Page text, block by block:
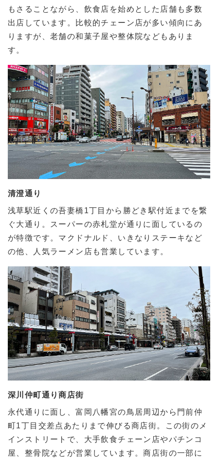
もさることながら、飲食店を始めとした店舗も多数
出店しています。比較的チェーン店が多い傾向にあ
りますが、老舗の和菓子屋や整体院などもありま
す。
清澄通り
浅草駅近くの吾妻橋1丁目から勝どき駅付近までを繋
ぐ大通り。スーパーの赤札堂が通りに面しているの
が特徴です。マクドナルド、いきなりステーキなど
の他、人気ラーメン店も営業しています。
深川仲町通り商店街
永代通りに面し、富岡八幡宮の鳥居周辺から門前仲
町1丁目交差点あたりまで伸びる商店街。この街のメ
インストリートで、大手飲食チェーン店やパチンコ
屋、整骨院などが営業しています。商店街の一部に